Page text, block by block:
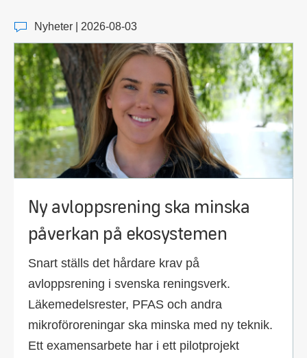
Nyheter | 2026-08-03
Ny avloppsrening ska minska
påverkan på ekosystemen
Snart ställs det hårdare krav på
avloppsrening i svenska reningsverk.
Läkemedelsrester, PFAS och andra
mikroföroreningar ska minska med ny teknik.
Ett examensarbete har i ett pilotprojekt